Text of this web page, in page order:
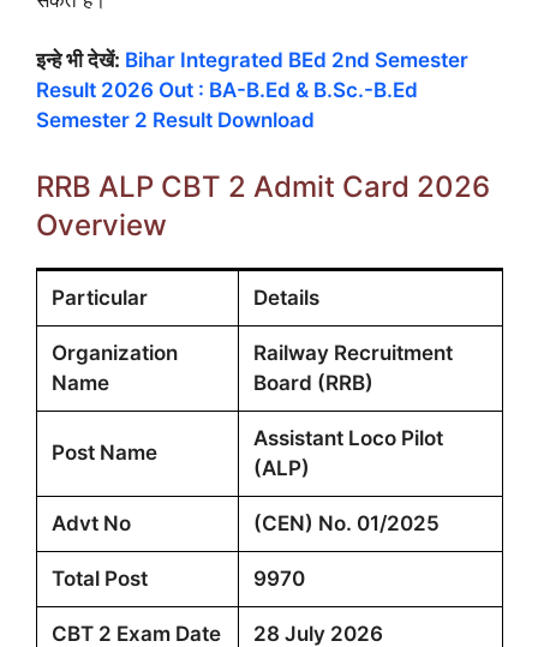
इन्हे भी देखें: Bihar Integrated BEd 2nd Semester
Result 2026 Out : BA-B.Ed & B.Sc.-B.Ed
Semester 2 Result Download
RRB ALP CBT 2 Admit Card 2026
Overview
Particular Details
Organization
Name
Railway Recruitment
Board (RRB)
Post Name
Assistant Loco Pilot
(ALP)
Advt No (CEN) No. 01/2025
Total Post 9970
CBT 2 Exam Date 28 July 2026